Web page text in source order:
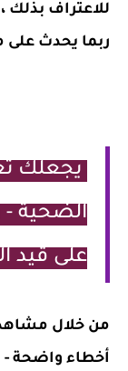
للاعتراف بذلك
ربما يحدث
يجعلك
الضحية -
على قيد
من خلال
أخطاء واضحة -